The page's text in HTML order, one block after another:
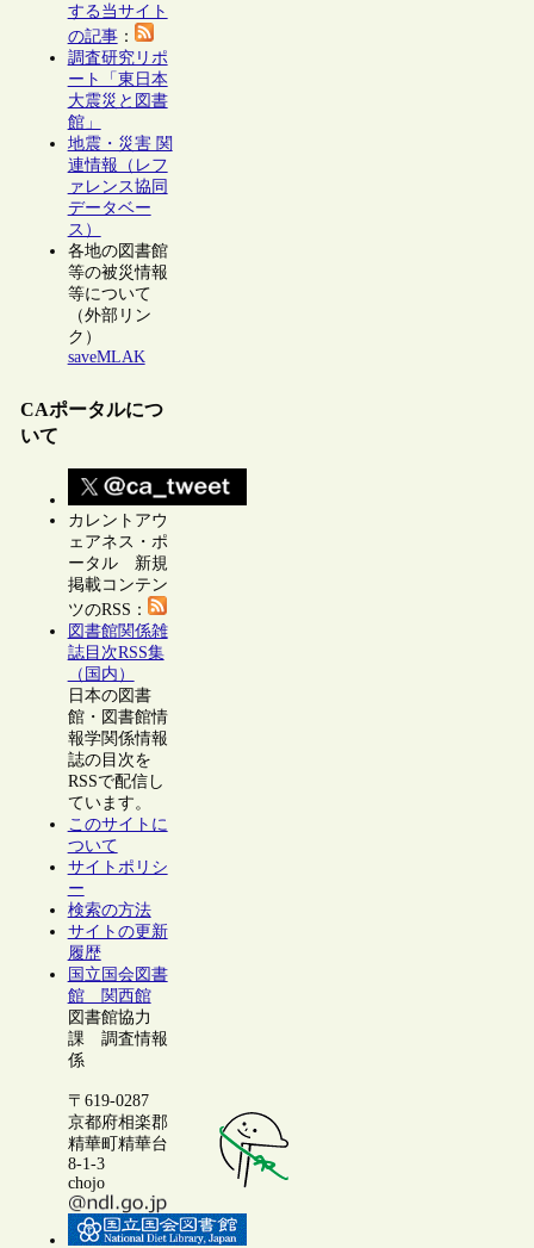
する当サイト
の記事：
調査研究リポ
ート「東日本
大震災と図書
館」
地震・災害 関
連情報（レフ
ァレンス協同
データベー
ス）
各地の図書館
等の被災情報
等について
（外部リン
ク）
saveMLAK
CAポータルにつ
いて
カレントアウ
ェアネス・ポ
ータル 新規
掲載コンテン
ツのRSS：
図書館関係雑
誌目次RSS集
（国内）
日本の図書
館・図書館情
報学関係情報
誌の目次を
RSSで配信し
ています。
このサイトに
ついて
サイトポリシ
ー
検索の方法
サイトの更新
履歴
国立国会図書
館 関西館
図書館協力
課 調査情報
係
〒619-0287
京都府相楽郡
精華町精華台
8-1-3
chojo